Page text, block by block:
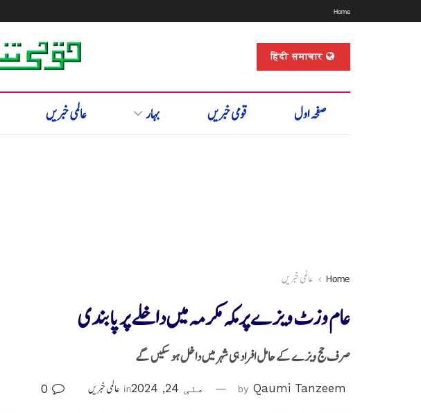
Home
हिंदी समाचार
صفحہ اول قومی خبریں بہار عالمی خبریں
Home عالمی خبریں
عام وزٹ ویزے پر مکہ مکرمہ میں داخلے پر پابندی
صرف حج ویزے کے حامل افراد ہی شہر میں داخل ہو سکیں گے
by Qaumi Tanzeem مئی 24, 2024 in عالمی خبریں